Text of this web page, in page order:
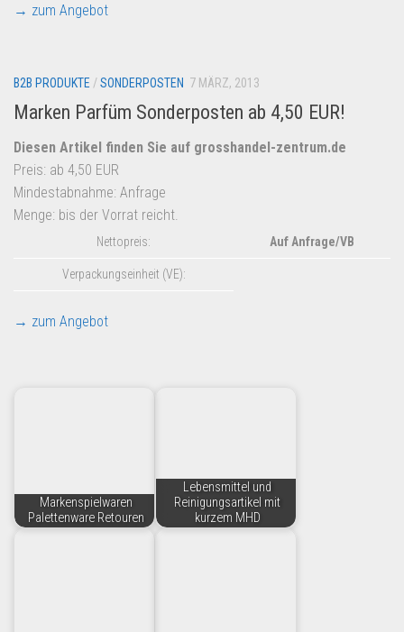
→ zum Angebot
B2B PRODUKTE /SONDERPOSTEN 7 MÄRZ, 2013
Marken Parfüm Sonderposten ab 4,50 EUR!
Diesen Artikel finden Sie auf grosshandel-zentrum.de
Preis: ab 4,50 EUR
Mindestabnahme: Anfrage
Menge: bis der Vorrat reicht.
Nettopreis: Auf Anfrage/VB
Verpackungseinheit (VE):
→ zum Angebot
Markenspielwaren
Palettenware Retouren
Lebensmittel und
Reinigungsartikel mit
kurzem MHD